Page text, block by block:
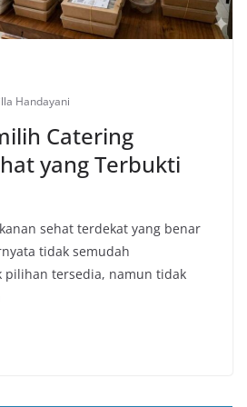
Handayani
Catering
yang Terbukti
sehat terdekat yang benar
tidak semudah
pilihan tersedia, namun tidak